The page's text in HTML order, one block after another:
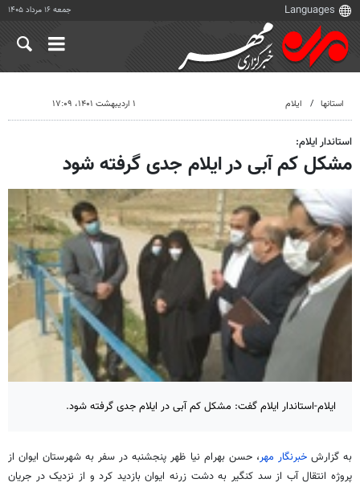
جمعه ۱۶ مرداد ۱۴۰۵
استانها ایلام ۱ اردیبهشت ۱۴۰۱، ۱۷:۰۹
استاندار ایلام:
مشکل کم آبی در ایلام جدی گرفته شود
ایلام-استاندار ایلام گفت: مشکل کم آبی در ایلام جدی گرفته شود.
به گزارشخبرنگار مهر، حسن بهرام نیا ظهر پنجشنبه در سفر به شهرستان ایوان از
پروژه انتقال آب از سد کنگیر به دشت زرنه ایوان بازدید کرد و از نزدیک در جریان